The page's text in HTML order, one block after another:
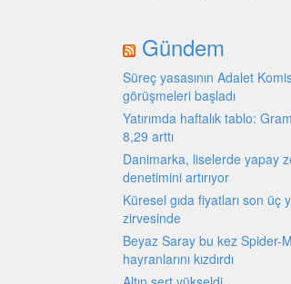
Gündem
Süreç yasasının Adalet
görüşmeleri başladı
Yatırımda haftalık tablo:
8,29 arttı
Danimarka, liselerde yapay
denetimini artırıyor
Küresel gıda fiyatları son üç
zirvesinde
Beyaz Saray bu kez Spider-
hayranlarını kızdırdı